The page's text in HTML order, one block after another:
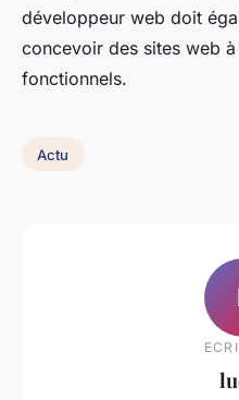
développeur web doit
concevoir des sites web
fonctionnels.
Actu